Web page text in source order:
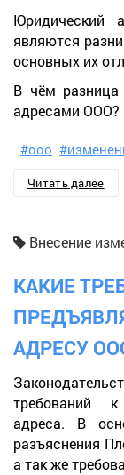
Юридический
являются
основных их
В чём
адресами ООО?
#ооо
Читать далее
Внесение
КАКИЕ
АДРЕСУ
требований к
адреса. В
разъяснения
а так же